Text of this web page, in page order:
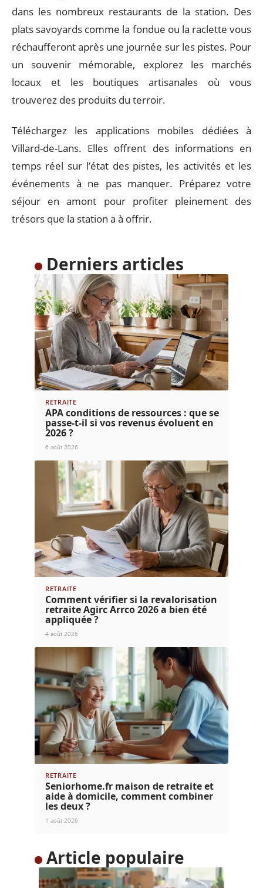
dans les nombreux restaurants de la station. Des
plats savoyards comme la fondue ou la raclette vous
réchaufferont après une journée sur les pistes. Pour
un souvenir mémorable, explorez les marchés
locaux et les boutiques artisanales où vous
trouverez des produits du terroir.
Téléchargez les applications mobiles dédiées à
Villard-de-Lans. Elles offrent des informations en
temps réel sur l’état des pistes, les activités et les
événements à ne pas manquer. Préparez votre
séjour en amont pour profiter pleinement des
trésors que la station a à offrir.
Derniers articles
RETRAITE
APA conditions de ressources : que se
passe-t-il si vos revenus évoluent en
2026 ?
6 août 2026
RETRAITE
Comment vérifier si la revalorisation
retraite Agirc Arrco 2026 a bien été
appliquée ?
4 août 2026
RETRAITE
Seniorhome.fr maison de retraite et
aide à domicile, comment combiner
les deux ?
1 août 2026
Article populaire